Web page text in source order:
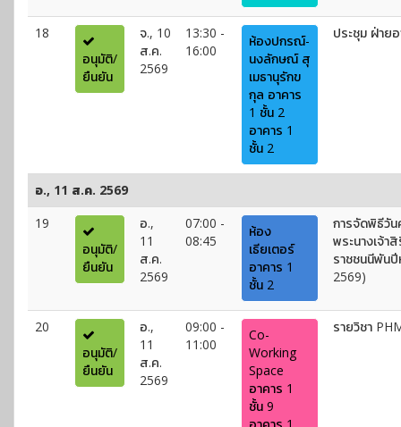
18
อนุมัติ/
ยืนยัน
จ., 10
ส.ค.
2569
13:30 -
16:00
ห้องปกรณ์-
นงลักษณ์ สุ
เมธานุรักข
กุล อาคาร
1 ชั้น 2
อาคาร 1
ชั้น 2
ประชุม ฝ่าย
อ., 11 ส.ค. 2569
19
อนุมัติ/
ยืนยัน
อ.,
11
ส.ค.
2569
07:00 -
08:45
ห้อง
เธียเตอร์
อาคาร 1
ชั้น 2
การจัดพิธีวั
พระนางเจ้า
ราชชนนีพัน
2569)
20
อนุมัติ/
ยืนยัน
อ.,
11
ส.ค.
2569
09:00 -
11:00
Co-
Working
Space
อาคาร 1
ชั้น 9
รายวิชา